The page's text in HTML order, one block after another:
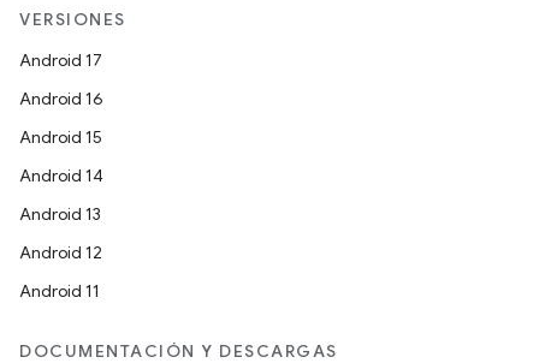
VERSIONES
Android 17
Android 16
Android 15
Android 14
Android 13
Android 12
Android 11
DOCUMENTACIÓN Y DESCARGAS